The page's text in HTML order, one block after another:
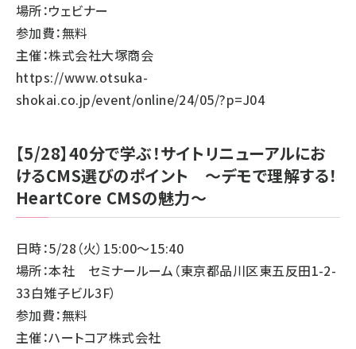
場所：ウェビナー
参加費：無料
主催：株式会社大塚商会
https://www.otsuka-
shokai.co.jp/event/online/24/05/?p=J04
【5/28】40分で学ぶ！サイトリニューアルにお
けるCMS選びのポイント 〜デモで理解する！
HeartCore CMSの魅力〜
日時：5/28（火）15:00～15:40
場所：本社 セミナールーム（東京都品川区東五反田1-2-
33白雉子ビル3F）
参加費：無料
主催：ハートコア株式会社